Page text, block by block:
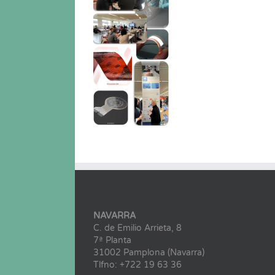
NAVARRA
C. de Emilio Arrieta, 8
7ª Planta
31002 Pamplona (Navarra)
Tlfno: +722 19 63 36